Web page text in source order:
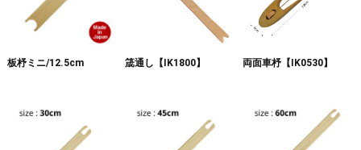
板杼ミニ/12.5cm 筬通し【IK1800】 両面車杼【IK0530】